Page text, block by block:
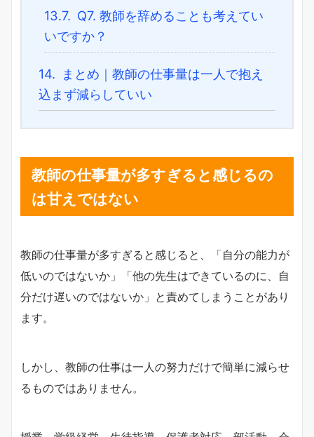
13.7. Q7. 教師を辞めることも考えてい
いですか？
14.
まとめ｜教師の仕事量は一人で抱え
込まず減らしていい
教師の仕事量が多すぎると感じるの
は甘えではない
教師の仕事量が多すぎると感じると、「自分の能力が
低いのではないか」「他の先生はできているのに、自
分だけ遅いのではないか」と責めてしまうことがあり
ます。
しかし、教師の仕事は一人の努力だけで簡単に減らせ
るものではありません。